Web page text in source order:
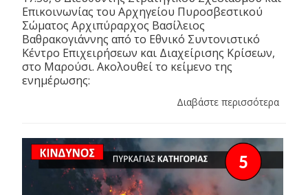
Επικοινωνίας του Αρχηγείου Πυροσβεστικού
Σώματος Αρχιπύραρχος Βασίλειος
Βαθρακογιάννης από το Εθνικό Συντονιστικό
Κέντρο Επιχειρήσεων και Διαχείρισης Κρίσεων,
στο Μαρούσι. Ακολουθεί το κείμενο της
ενημέρωσης:
Διαβάστε περισσότερα